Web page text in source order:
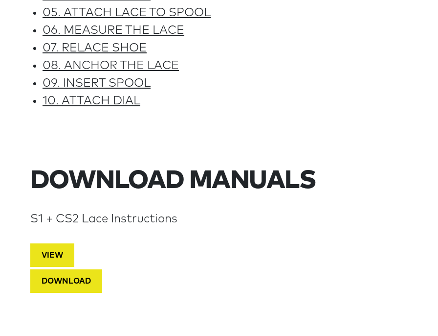
05. ATTACH LACE TO SPOOL
06. MEASURE THE LACE
07. RELACE SHOE
08. ANCHOR THE LACE
09. INSERT SPOOL
10. ATTACH DIAL
DOWNLOAD MANUALS
S1 + CS2 Lace Instructions
VIEW
DOWNLOAD